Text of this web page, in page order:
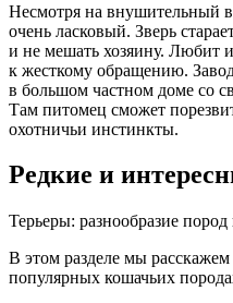
Несмотря на внушительный
очень ласковый. Зверь
и не мешать хозяину. Любит
к жесткому обращению.
в большом частном доме со
Там питомец сможет
охотничьи инстинкты.
Редкие и
Терьеры: разнообразие
В этом разделе мы
популярных кошачьих